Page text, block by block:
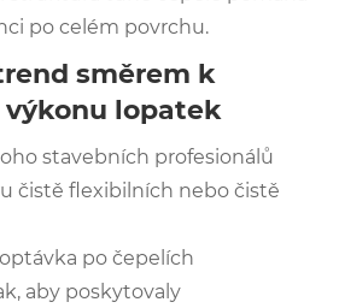
po celém povrchu.
směrem k
lopatek
stavebních profesionálů
čistě flexibilních nebo čistě
po čepelích
aby poskytovaly